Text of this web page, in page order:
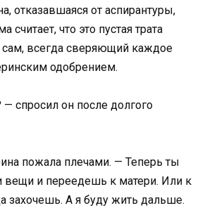
отказавшаяся от аспирантуры,
считает, что это пустая трата
всегда сверяющий каждое
одобрением.
— спросил он после долгого
пожала плечами. — Теперь ты
и переедешь к матери. Или к
захочешь. А я буду жить дальше.